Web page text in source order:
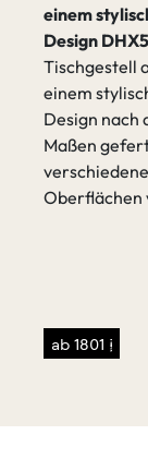
einem
Design
Tischgestell
einem
Design nach
Maßen
Oberflächen
ab 1801 €